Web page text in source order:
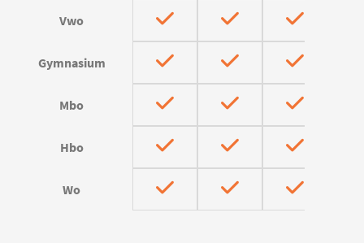
Vwo
Gymnasium
Mbo
Hbo
Wo